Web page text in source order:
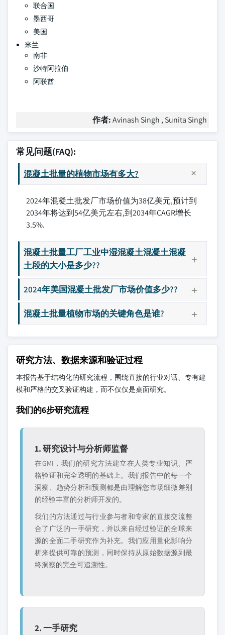
联合国
墨西哥
美国
米兰
南非
沙特阿拉伯
阿联酋
作者:Avinash Singh , Sunita Singh
常见问题(FAQ):
混凝土批量的植物市场有多大?
2024年混凝土批发厂市场价值为38亿美元,预计到
2034年将达到54亿美元左右,到2034年CAGR增长
3.5%.
混凝土批量工厂工业中湿混凝土混凝土混凝
土段的大小是多少??
2024年美国混凝土批发厂市场价值多少??
混凝土批量植物市场的关键角色是谁?
研究方法、数据来源和验证过程
本报告基于结构化的研究流程，围绕直接的行业对话、专有建
模和严格的交叉验证构建，而不仅仅是桌面研究。
我们的6步研究流程
1. 研究设计与分析师监督
在GMI，我们的研究方法建立在人类专业知识、严
格验证和完全透明的基础上。我们报告中的每一个
洞察、趋势分析和预测都是由理解您市场细微差别
的经验丰富的分析师开发的。
我们的方法通过与行业参与者和专家的直接交流整
合了广泛的一手研究，并以来自经过验证的全球来
源的全面二手研究作为补充。我们应用量化影响分
析来提供可靠的预测，同时保持从原始数据源到最
终洞察的完全可追溯性。
2. 一手研究